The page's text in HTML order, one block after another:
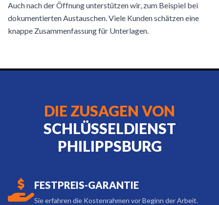
Auch nach der Öffnung unterstützen wir, zum Beispiel bei
dokumentierten Austauschen. Viele Kunden schätzen eine
knappe Zusammenfassung für Unterlagen.
DIE ZUSAGEN VON
SCHLÜSSELDIENST
PHILIPPSBURG
FESTPREIS-GARANTIE
Sie erfahren die Kostenrahmen vor Beginn der Arbeit.